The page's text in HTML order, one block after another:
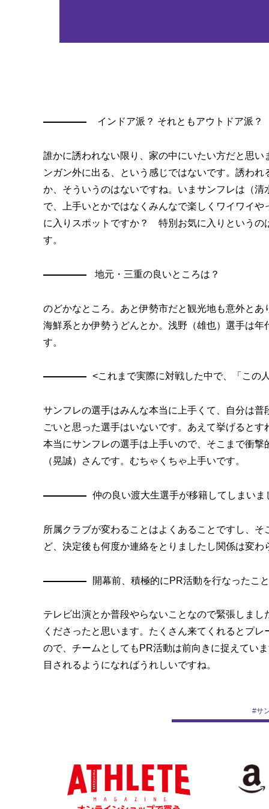
インドア派？ それともアウトドア派？
誰かに誘われない限り、家の中にいたい方だと思
ンガン外に出る、という感じではないです。誘わ
か、そういうのはないですね。いまサンフレは（
で、上手いとかではなくみんなで楽しくワイワイ
に入りスポットですか？ 特別お気に入りというの
す。
地元・三重の良いところは？
のどかなところ。あと伊勢市だと観光地も意外と
海鮮系とか伊勢うどんとか。浅野（雄也）選手は
す。
<これまで実際に対戦した中で、「この
サンフレの選手はみんな本当に上手くて、自分は
ごいと思った選手はいないです。あえて挙げると
本当にサンフレの選手は上手いので、そこまで衝
（晃誠）さんです。むちゃくちゃ上手いです。
仲の良い渡大生選手が移籍してしまいま
所属クラブが変わることはよくあることですし、
ど、決定後も何度か連絡をとりましたし関係は変わ
開幕前、積極的にPR活動を行なったこ
テレビ出演とか普段やらないことなので緊張しま
くださったと思います。たくさん来てくれるとプ
ので、チームとしてもPR活動は前向きに捉えてい
目されるようになればうれしいですね。
#サ